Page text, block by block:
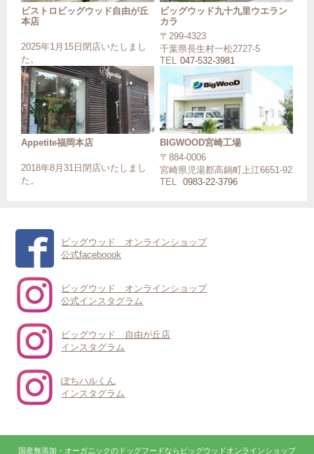
ビストロビッグウッド自由が丘
本店
2025年1月15日閉店いたしまし
た。
ビッグウッド九十九里ウエラン
カラ
〒299-4323
千葉県長生村一松2727-5
TEL 047-532-3981
Appetite福岡本店
2018年8月31日閉店いたしまし
た。
BIGWOOD宮崎工場
〒884-0006
宮崎県児湯郡高鍋町上江6651-92
TEL
0983-22-3796
ビッグウッド オンラインショップ
公式faceboook
ビッグウッド オンラインショップ
公式インスタグラム
ビッグウッド 自由が丘店
インスタグラム
ぽちハルくん
インスタグラム
国産無添加・オーガニックのドッグフードならビッグウッドオンラインショップ